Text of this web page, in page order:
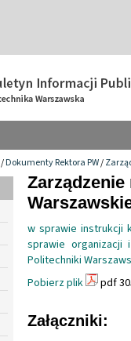
/Dokumenty Rektora PW/
w sprawie instrukcji
sprawie organizacji
Politechniki
Pobierz plik
pdf
Załączniki: